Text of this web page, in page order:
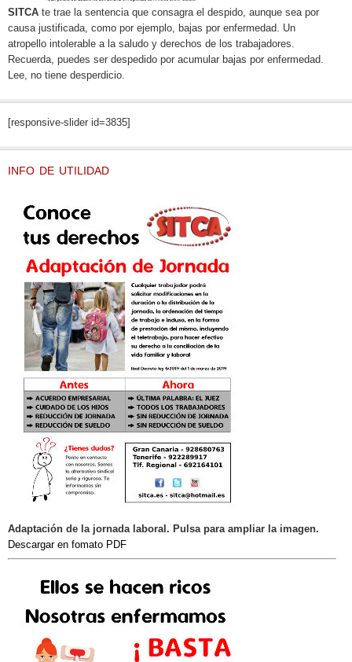
SITCA te trae la sentencia que consagra el despido, aunque sea por
causa justificada, como por ejemplo, bajas por enfermedad. Un
atropello intolerable a la saludo y derechos de los trabajadores.
Recuerda, puedes ser despedido por acumular bajas por enfermedad.
Lee, no tiene desperdicio.
[responsive-slider id=3835]
INFO DE UTILIDAD
Adaptación de la jornada laboral. Pulsa para ampliar la imagen.
Descargar en fomato PDF